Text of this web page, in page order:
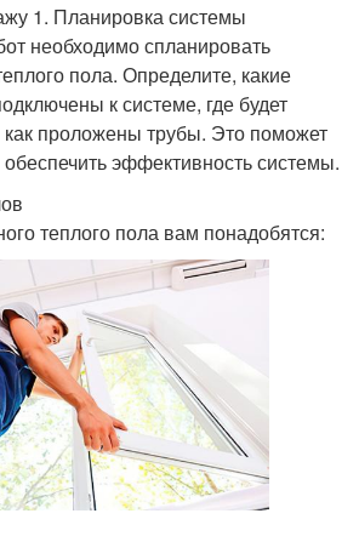
1. Планировка системы
необходимо спланировать
пола. Определите, какие
к системе, где будет
как проложены трубы. Это поможет
эффективность системы.
теплого пола вам понадобятся: